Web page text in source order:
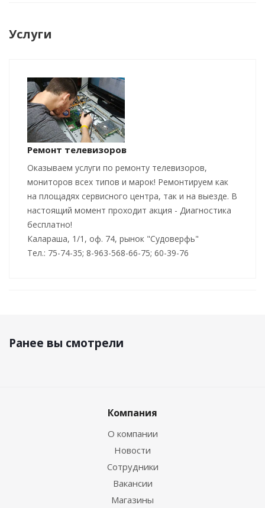
Услуги
Ремонт телевизоров
Оказываем услуги по ремонту телевизоров,
мониторов всех типов и марок! Ремонтируем как
на площадях сервисного центра, так и на выезде. В
настоящий момент проходит акция - Диагностика
бесплатно!
Калараша, 1/1, оф. 74, рынок "Судоверфь"
Тел.: 75-74-35; 8-963-568-66-75; 60-39-76
Ранее вы смотрели
Компания
О компании
Новости
Сотрудники
Вакансии
Магазины